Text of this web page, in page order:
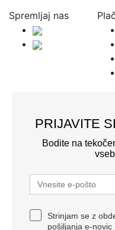
Spremljaj nas
PRIJAVITE
Bodite na
Strinjam se z
pošiljanja e-novic